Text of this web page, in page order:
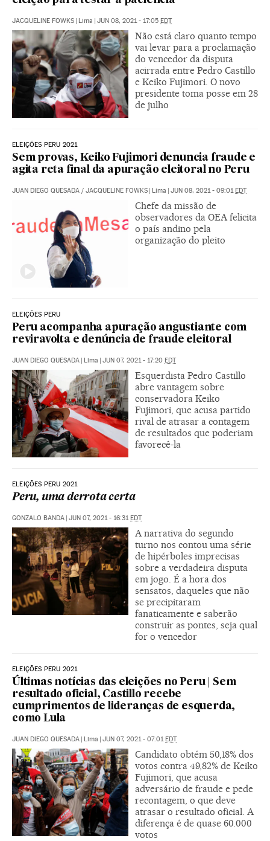
JACQUELINE FOWKS | Lima | JUN 08, 2021 - 17:05 EDT
Não está claro quanto tempo
vai levar para a proclamação
do vencedor da disputa
acirrada entre Pedro Castillo
e Keiko Fujimori. O novo
presidente toma posse em 28
de julho
ELEIÇÕES PERU 2021
Sem provas, Keiko Fujimori denuncia fraude e
agita reta final da apuração eleitoral no Peru
JUAN DIEGO QUESADA / JACQUELINE FOWKS | Lima | JUN 08, 2021 - 09:01EDT
Chefe da missão de
observadores da OEA felicita
o país andino pela
organização do pleito
ELEIÇÕES PERU
Peru acompanha apuração angustiante com
reviravolta e denúncia de fraude eleitoral
JUAN DIEGO QUESADA | Lima | JUN 07, 2021 - 17:20 EDT
Esquerdista Pedro Castillo
abre vantagem sobre
conservadora Keiko
Fujimori, que acusa partido
rival de atrasar a contagem
de resultados que poderiam
favorecê-la
ELEIÇÕES PERU 2021
Peru, uma derrota certa
GONZALO BANDA | JUN 07, 2021 - 16:31EDT
A narrativa do segundo
turno nos contou uma série
de hipérboles imprecisas
sobre a verdadeira disputa
em jogo. É a hora dos
sensatos, daqueles que não
se precipitaram
fanaticamente e saberão
construir as pontes, seja qual
for o vencedor
ELEIÇÕES PERU 2021
Últimas notícias das eleições no Peru | Sem
resultado oficial, Castillo recebe
cumprimentos de lideranças de esquerda,
como Lula
JUAN DIEGO QUESADA | Lima | JUN 07, 2021 - 07:01EDT
Candidato obtém 50,18% dos
votos contra 49,82% de Keiko
Fujimori, que acusa
adversário de fraude e pede
recontagem, o que deve
atrasar o resultado oficial. A
diferença é de quase 60.000
votos